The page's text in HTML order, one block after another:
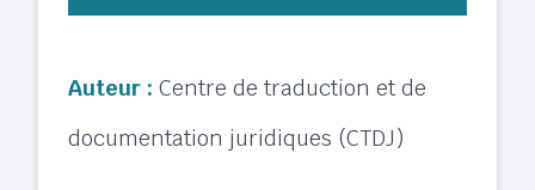
Auteur : Centre de traduction et de
documentation juridiques (CTDJ)